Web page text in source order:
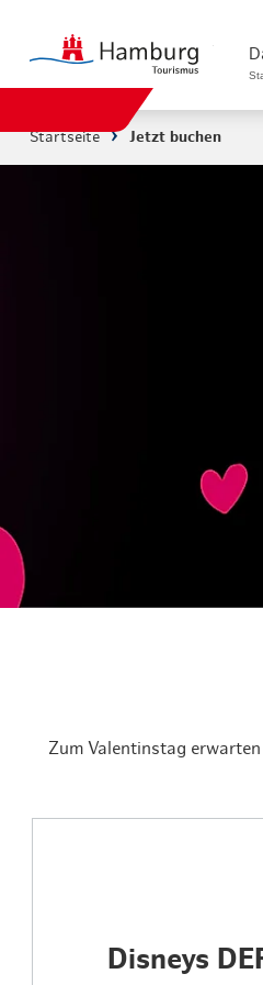
Infos &
Startseite Jetzt buchen
Zum Valentinstag
Disneys